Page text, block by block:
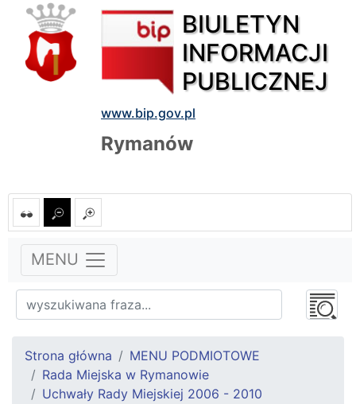
BIULETYN
INFORMACJI
PUBLICZNEJ
www.bip.gov.pl
Rymanów
MENU
Strona główna
MENU PODMIOTOWE
Rada Miejska w Rymanowie
Uchwały Rady Miejskiej 2006 - 2010